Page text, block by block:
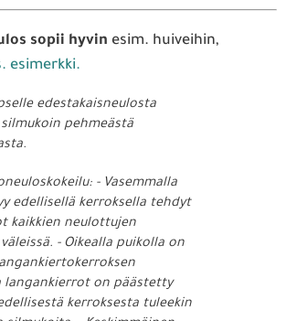
sopii hyvin esim. huiveihin,
esimerkki.
edestakaisneulosta
pehmeästä
- Vasemmalla
edellisellä kerroksella tehdyt
kaikkien neulottujen
- Oikealla puikolla on
langankierrot on päästetty
kerroksesta tuleekin